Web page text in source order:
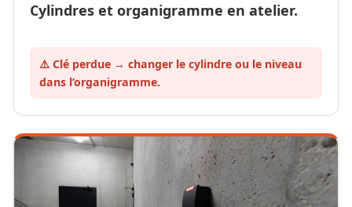
Cylindres et organigramme en atelier.
⚠️ Clé perdue → changer le cylindre ou le niveau
dans l’organigramme.